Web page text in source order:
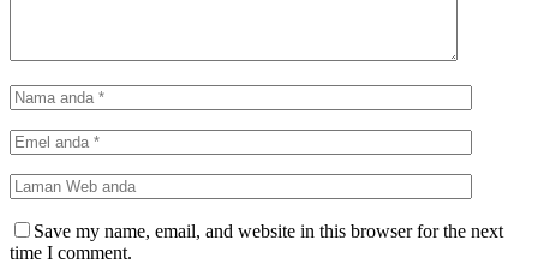
Save my name, email, and website in this browser for the next
time I comment.